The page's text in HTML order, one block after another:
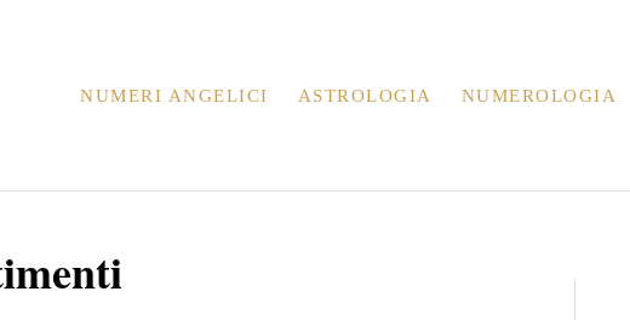
NUMERI ANGELICI ASTROLOGIA NUMEROLOGIA